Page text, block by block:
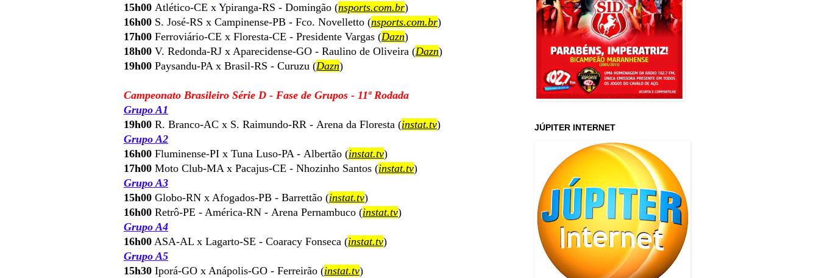
15h00 Atlético-CE x Ypiranga-RS - Domingão (nsports.com.br)
16h00 S. José-RS x Campinense-PB - Fco. Novelletto (nsports.com.br)
17h00 Ferroviário-CE x Floresta-CE - Presidente Vargas (Dazn)
18h00 V. Redonda-RJ x Aparecidense-GO - Raulino de Oliveira (Dazn)
19h00 Paysandu-PA x Brasil-RS - Curuzu (Dazn)
Campeonato Brasileiro Série D - Fase de Grupos - 11ª Rodada
Grupo A1
19h00 R. Branco-AC x S. Raimundo-RR - Arena da Floresta (instat.tv)
Grupo A2
16h00 Fluminense-PI x Tuna Luso-PA - Albertão (instat.tv)
17h00 Moto Club-MA x Pacajus-CE - Nhozinho Santos (instat.tv)
Grupo A3
15h00 Globo-RN x Afogados-PB - Barrettão (instat.tv)
16h00 Retrô-PE - América-RN - Arena Pernambuco (instat.tv)
Grupo A4
16h00 ASA-AL x Lagarto-SE - Coaracy Fonseca (instat.tv)
Grupo A5
15h30 Iporá-GO x Anápolis-GO - Ferreirão (instat.tv)
JÚPITER INTERNET